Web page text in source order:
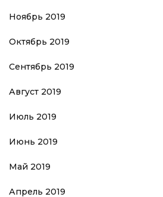
Ноябрь 2019
Октябрь 2019
Сентябрь 2019
Август 2019
Июль 2019
Июнь 2019
Май 2019
Апрель 2019